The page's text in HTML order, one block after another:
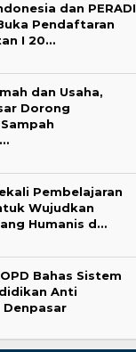
dan PERADI
Pendaftaran
I 20…
dan Usaha,
Dorong
Pembelajaran
Wujudkan
Humanis d…
Bahas Sistem
Anti
Denpasar